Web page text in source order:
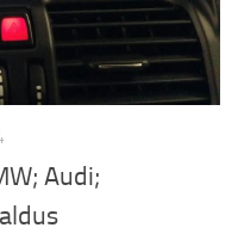
Audi;